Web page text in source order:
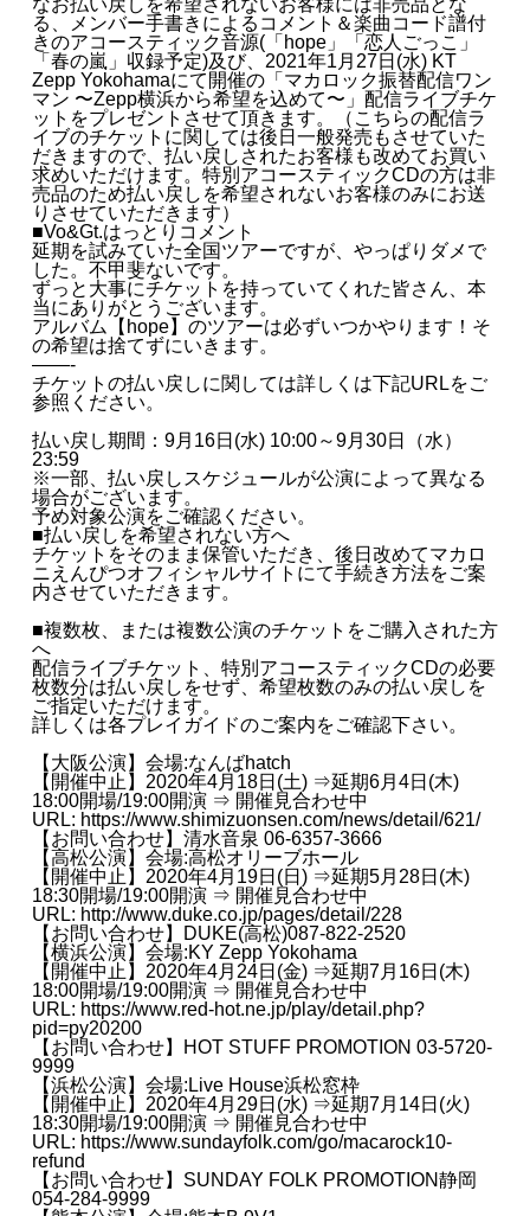
なお払い戻しを希望されないお客様には非売品とな
る、メンバー手書きによるコメント＆楽曲コード譜付
きのアコースティック音源(「hope」「恋人ごっこ」
「春の嵐」収録予定)及び、2021年1月27日(水) KT
Zepp Yokohamaにて開催の「マカロック振替配信ワン
マン 〜Zepp横浜から希望を込めて〜」配信ライブチケ
ットをプレゼントさせて頂きます。（こちらの配信ラ
イブのチケットに関しては後日一般発売もさせていた
だきますので、払い戻しされたお客様も改めてお買い
求めいただけます。特別アコースティックCDの方は非
売品のため払い戻しを希望されないお客様のみにお送
りさせていただきます）
■Vo&Gt.はっとりコメント
延期を試みていた全国ツアーですが、やっぱりダメで
した。不甲斐ないです。
ずっと大事にチケットを持っていてくれた皆さん、本
当にありがとうございます。
アルバム【hope】のツアーは必ずいつかやります！そ
の希望は捨てずにいきます。
——-
チケットの払い戻しに関しては詳しくは下記URLをご
参照ください。
払い戻し期間：9月16日(水) 10:00～9月30日（水）
23:59
※一部、払い戻しスケジュールが公演によって異なる
場合がございます。
予め対象公演をご確認ください。
■払い戻しを希望されない方へ
チケットをそのまま保管いただき、後日改めてマカロ
ニえんぴつオフィシャルサイトにて手続き方法をご案
内させていただきます。
■複数枚、または複数公演のチケットをご購入された方
へ
配信ライブチケット、特別アコースティックCDの必要
枚数分は払い戻しをせず、希望枚数のみの払い戻しを
ご指定いただけます。
詳しくは各プレイガイドのご案内をご確認下さい。
【大阪公演】会場:なんばhatch
【開催中止】2020年4月18日(土) ⇒延期6月4日(木)
18:00開場/19:00開演 ⇒ 開催見合わせ中
URL: https://www.shimizuonsen.com/news/detail/621/
【お問い合わせ】清水音泉 06-6357-3666
【高松公演】会場:高松オリーブホール
【開催中止】2020年4月19日(日) ⇒延期5月28日(木)
18:30開場/19:00開演 ⇒ 開催見合わせ中
URL: http://www.duke.co.jp/pages/detail/228
【お問い合わせ】DUKE(高松)087-822-2520
【横浜公演】会場:KY Zepp Yokohama
【開催中止】2020年4月24日(金) ⇒延期7月16日(木)
18:00開場/19:00開演 ⇒ 開催見合わせ中
URL: https://www.red-hot.ne.jp/play/detail.php?
pid=py20200
【お問い合わせ】HOT STUFF PROMOTION 03-5720-
9999
【浜松公演】会場:Live House浜松窓枠
【開催中止】2020年4月29日(水) ⇒延期7月14日(火)
18:30開場/19:00開演 ⇒ 開催見合わせ中
URL: https://www.sundayfolk.com/go/macarock10-
refund
【お問い合わせ】SUNDAY FOLK PROMOTION静岡
054‐284‐9999